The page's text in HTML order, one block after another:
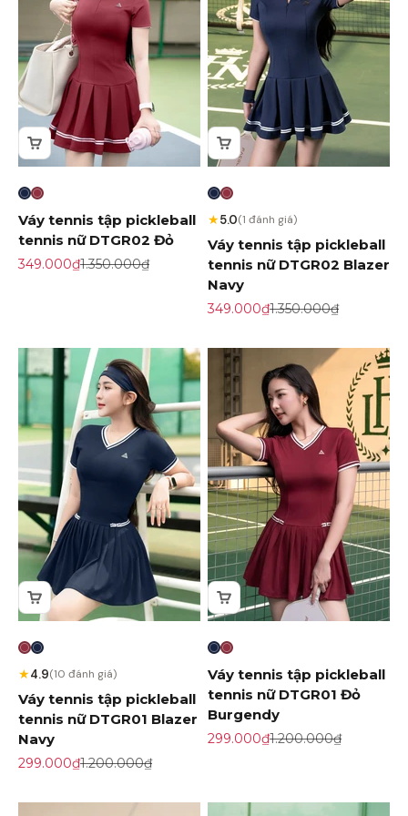
Váy tennis tập pickleball
tennis nữ DTGR02 Đỏ
Giá khuyến mãi
349.000₫Giá gốc
1.350.000₫
★5.0(1 đánh giá)
Váy tennis tập pickleball
tennis nữ DTGR02 Blazer
Navy
Giá khuyến mãi
349.000₫Giá gốc
1.350.000₫
★4.9(10 đánh giá)
Váy tennis tập pickleball
tennis nữ DTGR01 Blazer
Navy
Giá khuyến mãi
299.000₫Giá gốc
1.200.000₫
Váy tennis tập pickleball
tennis nữ DTGR01 Đỏ
Burgendy
Giá khuyến mãi
299.000₫Giá gốc
1.200.000₫